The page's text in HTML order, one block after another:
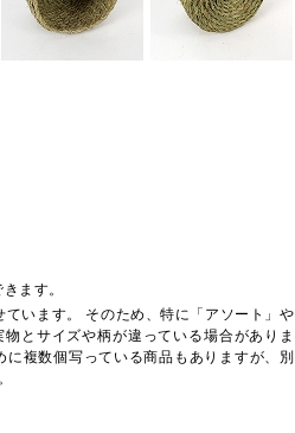
ます。
います。 そのため、特に「アソート」や
とサイズや柄が違っている場合がありま
複数個写っている商品もありますが、別